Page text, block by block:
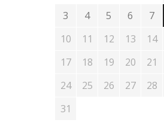
3
4 5 6 7
10
11 12 13 14
17
18 19 20 21
24
25 26 27 28
31